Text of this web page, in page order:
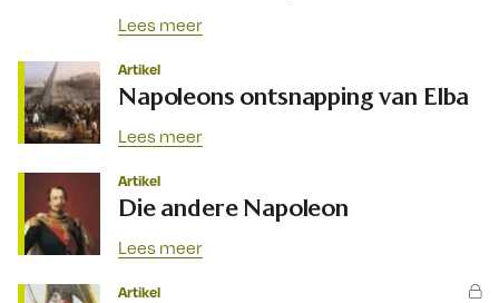
Lees meer
Artikel
Napoleons ontsnapping van Elba
Lees meer
Artikel
Die andere Napoleon
Lees meer
Artikel